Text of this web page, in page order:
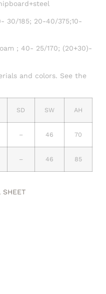
30/185; 20-40/375;10-
; 40- 25/170; (20+30)-
and colors. See the
SD SW AH
– 46 70
– 46 85
SHEET